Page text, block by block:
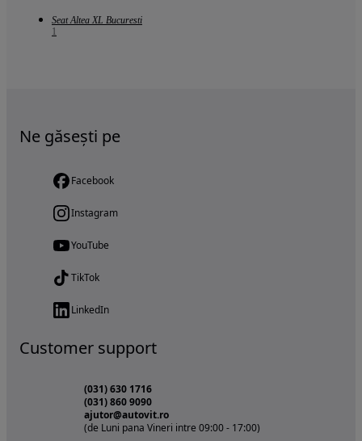
Seat Altea XL Bucuresti
1
Ne găsești pe
Facebook
Instagram
YouTube
TikTok
LinkedIn
Customer support
(031) 630 1716
(031) 860 9090
ajutor@autovit.ro
(de Luni pana Vineri intre 09:00 - 17:00)